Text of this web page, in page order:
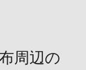
周辺の